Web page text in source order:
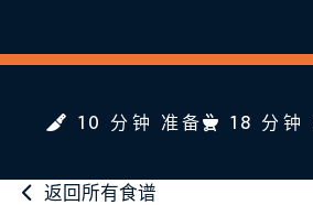
10 分钟 准备 18 分钟
返回所有食谱